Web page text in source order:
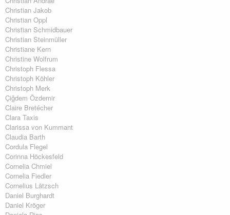
Christian Jakob
Christian Oppl
Christian Schmidbauer
Christian Steinmüller
Christiane Kern
Christine Wolfrum
Christoph Flessa
Christoph Köhler
Christoph Merk
Çiğdem Özdemir
Claire Bretécher
Clara Taxis
Clarissa von Kummant
Claudia Barth
Cordula Flegel
Corinna Höckesfeld
Cornelia Chmiel
Cornelia Fiedler
Cornelius Lätzsch
Daniel Burghardt
Daniel Kröger